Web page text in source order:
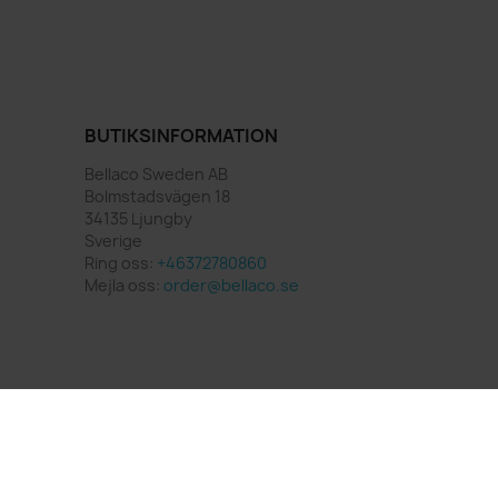
BUTIKSINFORMATION
Bellaco Sweden AB
Bolmstadsvägen 18
34135 Ljungby
Sverige
Ring oss: +46372780860
Mejla oss: order@bellaco.se